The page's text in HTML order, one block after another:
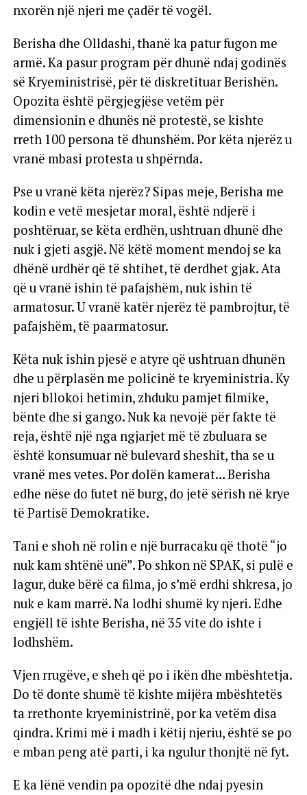
nxorën një njeri me çadër të vogël.
Berisha dhe Olldashi, thanë ka patur fugon me
armë. Ka pasur program për dhunë ndaj godinës
së Kryeministrisë, për të diskretituar Berishën.
Opozita është përgjegjëse vetëm për
dimensionin e dhunës në protestë, se kishte
rreth 100 persona të dhunshëm. Por këta njerëz u
vranë mbasi protesta u shpërnda.
Pse u vranë këta njerëz? Sipas meje, Berisha me
kodin e vetë mesjetar moral, është ndjerë i
poshtëruar, se këta erdhën, ushtruan dhunë dhe
nuk i gjeti asgjë. Në këtë moment mendoj se ka
dhënë urdhër që të shtihet, të derdhet gjak. Ata
që u vranë ishin të pafajshëm, nuk ishin të
armatosur. U vranë katër njerëz të pambrojtur, të
pafajshëm, të paarmatosur.
Këta nuk ishin pjesë e atyre që ushtruan dhunën
dhe u përplasën me policinë te kryeministria. Ky
njeri bllokoi hetimin, zhduku pamjet filmike,
bënte dhe si gango. Nuk ka nevojë për fakte të
reja, është një nga ngjarjet më të zbuluara se
është konsumuar në bulevard sheshit, tha se u
vranë mes vetes. Por dolën kamerat… Berisha
edhe nëse do futet në burg, do jetë sërish në krye
të Partisë Demokratike.
Tani e shoh në rolin e një burracaku që thotë “jo
nuk kam shtënë unë”. Po shkon në SPAK, si pulë e
lagur, duke bërë ca filma, jo s’më erdhi shkresa, jo
nuk e kam marrë. Na lodhi shumë ky njeri. Edhe
engjëll të ishte Berisha, në 35 vite do ishte i
lodhshëm.
Vjen rrugëve, e sheh që po i ikën dhe mbështetja.
Do të donte shumë të kishte mijëra mbështetës
ta rrethonte kryeministrinë, por ka vetëm disa
qindra. Krimi më i madh i këtij njeriu, është se po
e mban peng atë parti, i ka ngulur thonjtë në fyt.
E ka lënë vendin pa opozitë dhe ndaj pyesin